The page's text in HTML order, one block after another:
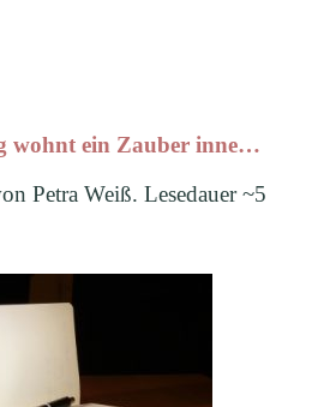
wohnt ein Zauber inne…
Petra Weiß. Lesedauer ~5